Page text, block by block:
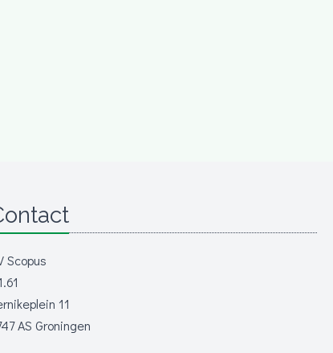
Scopus
11
AS Groningen